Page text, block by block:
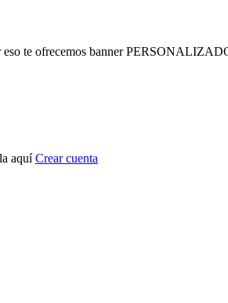
eso te ofrecemos banner
aquíCrear cuenta